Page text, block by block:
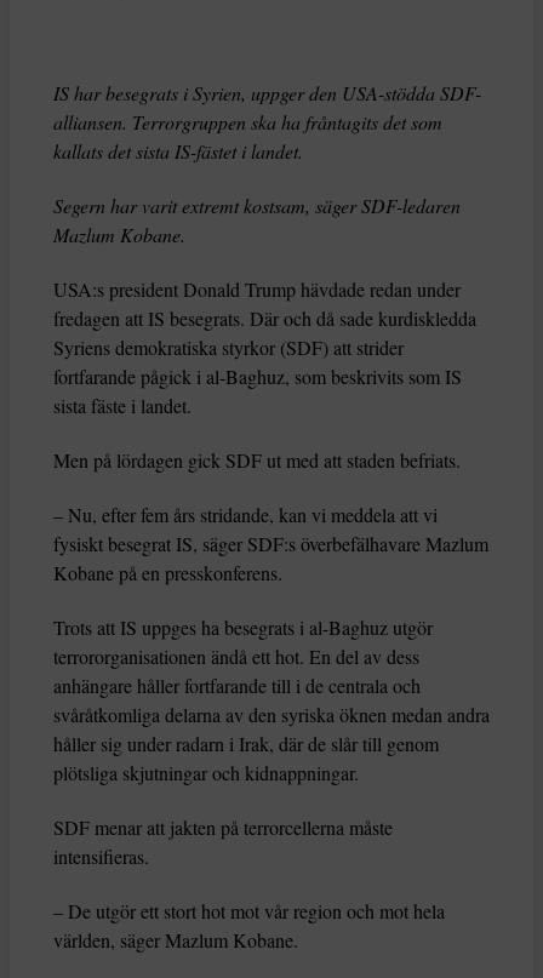
IS har besegrats i Syrien, uppger den USA-stödda SDF-
alliansen. Terrorgruppen ska ha fråntagits det som
kallats det sista IS-fästet i landet.
Segern har varit extremt kostsam, säger SDF-ledaren
Mazlum Kobane.
USA:s president Donald Trump hävdade redan under
fredagen att IS besegrats. Där och då sade kurdiskledda
Syriens demokratiska styrkor (SDF) att strider
fortfarande pågick i al-Baghuz, som beskrivits som IS
sista fäste i landet.
Men på lördagen gick SDF ut med att staden befriats.
– Nu, efter fem års stridande, kan vi meddela att vi
fysiskt besegrat IS, säger SDF:s överbefälhavare Mazlum
Kobane på en presskonferens.
Trots att IS uppges ha besegrats i al-Baghuz utgör
terrororganisationen ändå ett hot. En del av dess
anhängare håller fortfarande till i de centrala och
svåråtkomliga delarna av den syriska öknen medan andra
håller sig under radarn i Irak, där de slår till genom
plötsliga skjutningar och kidnappningar.
SDF menar att jakten på terrorcellerna måste
intensifieras.
– De utgör ett stort hot mot vår region och mot hela
världen, säger Mazlum Kobane.